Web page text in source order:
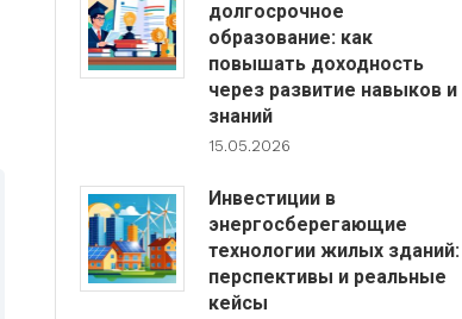
долгосрочное
образование: как
повышать доходность
через развитие навыков и
знаний
15.05.2026
Инвестиции в
энергосберегающие
технологии жилых зданий:
перспективы и реальные
кейсы